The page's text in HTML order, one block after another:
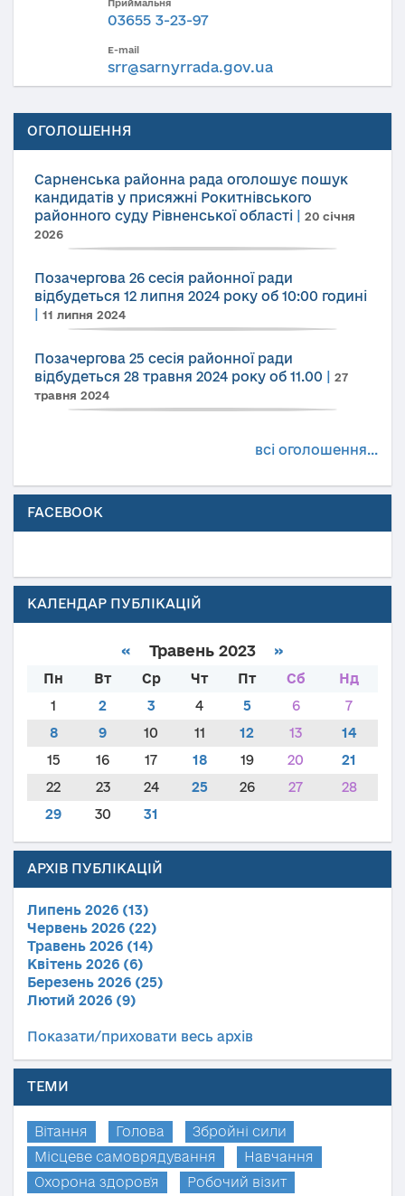
Приймальня
03655 3-23-97
E-mail
srr@sarnyrrada.gov.ua
ОГОЛОШЕННЯ
Сарненська районна рада оголошує пошук
кандидатів у присяжні Рокитнівського
районного суду Рівненської області
20 січня
2026
Позачергова 26 сесія районної ради
відбудеться 12 липня 2024 року об 10:00 годині
11 липня 2024
Позачергова 25 сесія районної ради
відбудеться 28 травня 2024 року об 11.00
27
травня 2024
всі оголошення...
FACEBOOK
КАЛЕНДАР ПУБЛІКАЦІЙ
« Травень 2023 »
Пн Вт Ср Чт Пт Сб
Нд
1
2 3 4 5 6
7
8
9 10 11 12 13
14
15
16 17 18 19 20
21
22
23 24 25 26 27
28
29
30 31
АРХІВ ПУБЛІКАЦІЙ
Липень 2026 (13)
Червень 2026 (22)
Травень 2026 (14)
Квітень 2026 (6)
Березень 2026 (25)
Лютий 2026 (9)
Показати/приховати весь архів
ТЕМИ
Вітання Голова
Збройні сили
Місцеве самоврядування
Навчання
Охорона здоров'я
Робочий візит